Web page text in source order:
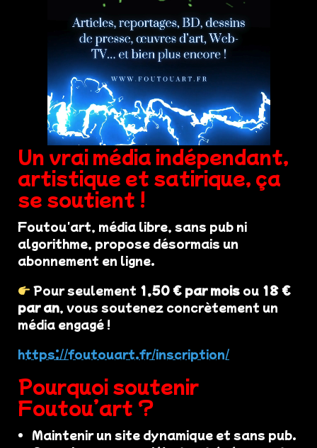
Un vrai média indépendant,
artistique et satirique, ça
se soutient !
Foutou'art, média libre, sans pub ni
algorithme, propose désormais un
abonnement en ligne.
Pour seulement 1,50 € par mois ou 18 €
par an, vous soutenez concrètement un
média engagé !
https://foutouart.fr/inscription/
Pourquoi soutenir
Foutou’art ?
Maintenir un site dynamique et sans pub.